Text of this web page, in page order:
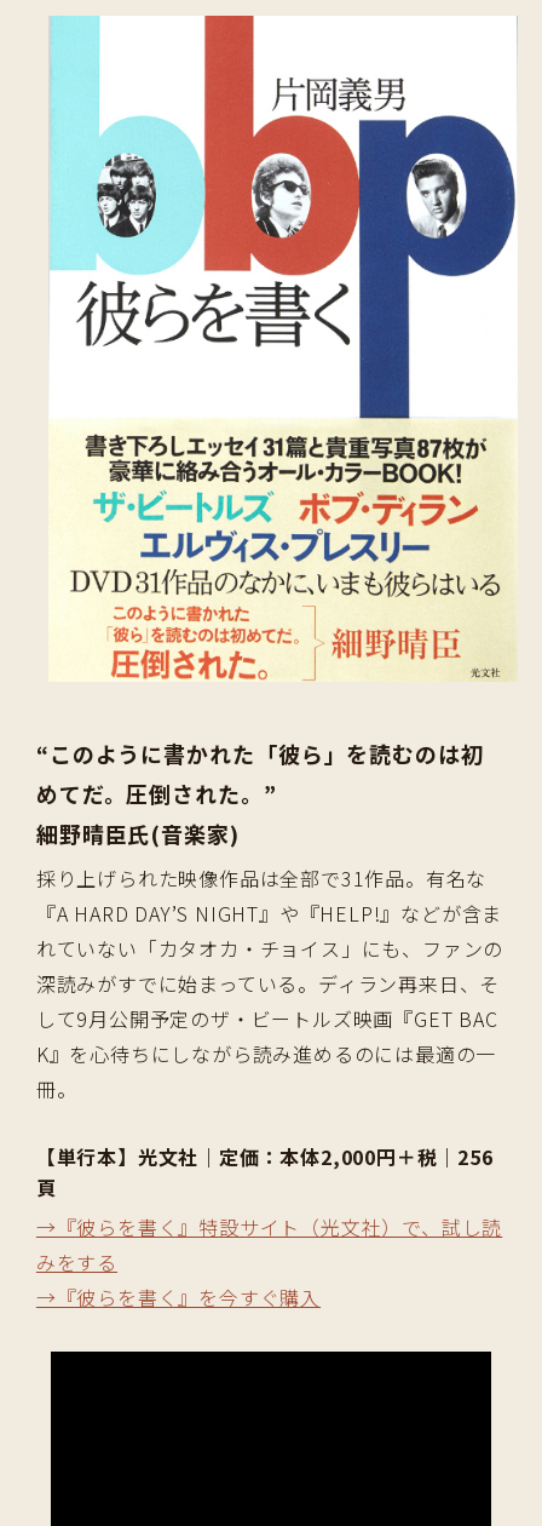
“このように書かれた「彼ら」を読むのは初
めてだ。圧倒された。”
細野晴臣氏(音楽家)
採り上げられた映像作品は全部で31作品。有名な
『A HARD DAY’S NIGHT』や『HELP!』などが含ま
れていない「カタオカ・チョイス」にも、ファンの
深読みがすでに始まっている。ディラン再来日、そ
して9月公開予定のザ・ビートルズ映画『GET BAC
K』を心待ちにしながら読み進めるのには最適の一
冊。
【単行本】光文社｜定価：本体2,000円＋税｜256
頁
→『彼らを書く』特設サイト（光文社）で、試し読
みをする
→『彼らを書く』を今すぐ購入